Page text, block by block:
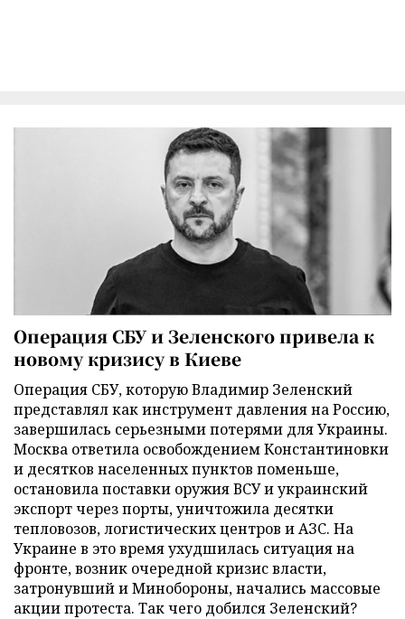
Операция СБУ и Зеленского привела к
новому кризису в Киеве
Операция СБУ, которую Владимир Зеленский
представлял как инструмент давления на Россию,
завершилась серьезными потерями для Украины.
Москва ответила освобождением Константиновки
и десятков населенных пунктов поменьше,
остановила поставки оружия ВСУ и украинский
экспорт через порты, уничтожила десятки
тепловозов, логистических центров и АЗС. На
Украине в это время ухудшилась ситуация на
фронте, возник очередной кризис власти,
затронувший и Минобороны, начались массовые
акции протеста. Так чего добился Зеленский?